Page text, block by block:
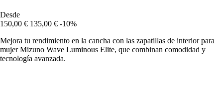
Desde
150,00 € 135,00 € -10%
Mejora tu rendimiento en la cancha con las zapatillas de interior para
mujer Mizuno Wave Luminous Elite, que combinan comodidad y
tecnología avanzada.